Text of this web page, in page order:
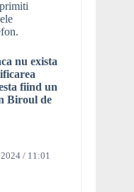
nu exista
fiind un
Biroul de
/ 11:01